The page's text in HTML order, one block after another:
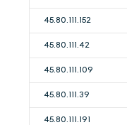
45.80.111.152
45.80.111.42
45.80.111.109
45.80.111.39
45.80.111.191